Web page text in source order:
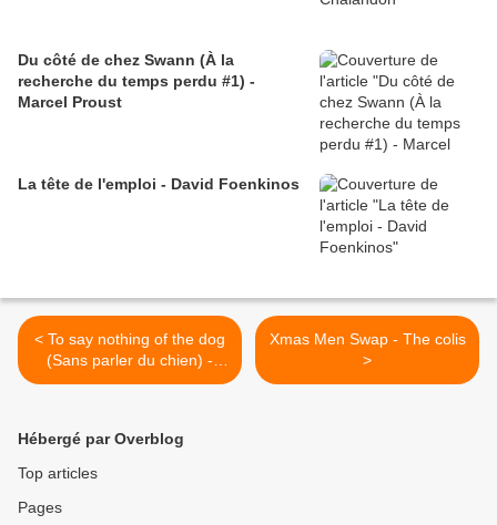
Du côté de chez Swann (À la
recherche du temps perdu #1) -
Marcel Proust
La tête de l'emploi - David Foenkinos
< To say nothing of the dog
(Sans parler du chien) -
Connie Willis
Xmas Men Swap - The colis
>
Hébergé par Overblog
Top articles
Pages